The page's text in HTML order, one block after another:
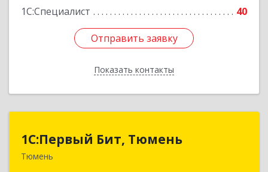
1С:Специалист
40
Отправить заявку
Показать контакты
Отправить заявку
Назад
1С:Первый Бит, Тюмень
Тюмень
1С:Первый Бит, Тюмень
625000, Тюменская обл, Тюмень г, Республики